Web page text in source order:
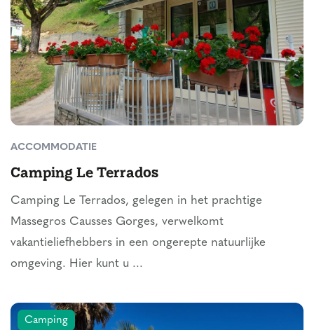
ACCOMMODATIE
Camping Le Terrados
Camping Le Terrados, gelegen in het prachtige
Massegros Causses Gorges, verwelkomt
vakantieliefhebbers in een ongerepte natuurlijke
omgeving. Hier kunt u ...
Camping